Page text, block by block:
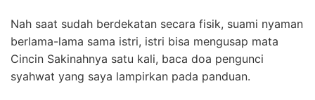
Nah saat sudah berdekatan secara fisik, suami nyaman
berlama-lama sama istri, istri bisa mengusap mata
Cincin Sakinahnya satu kali, baca doa pengunci
syahwat yang saya lampirkan pada panduan.